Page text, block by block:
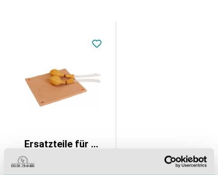
Ersatzteile für SRE0630
210,63 €*